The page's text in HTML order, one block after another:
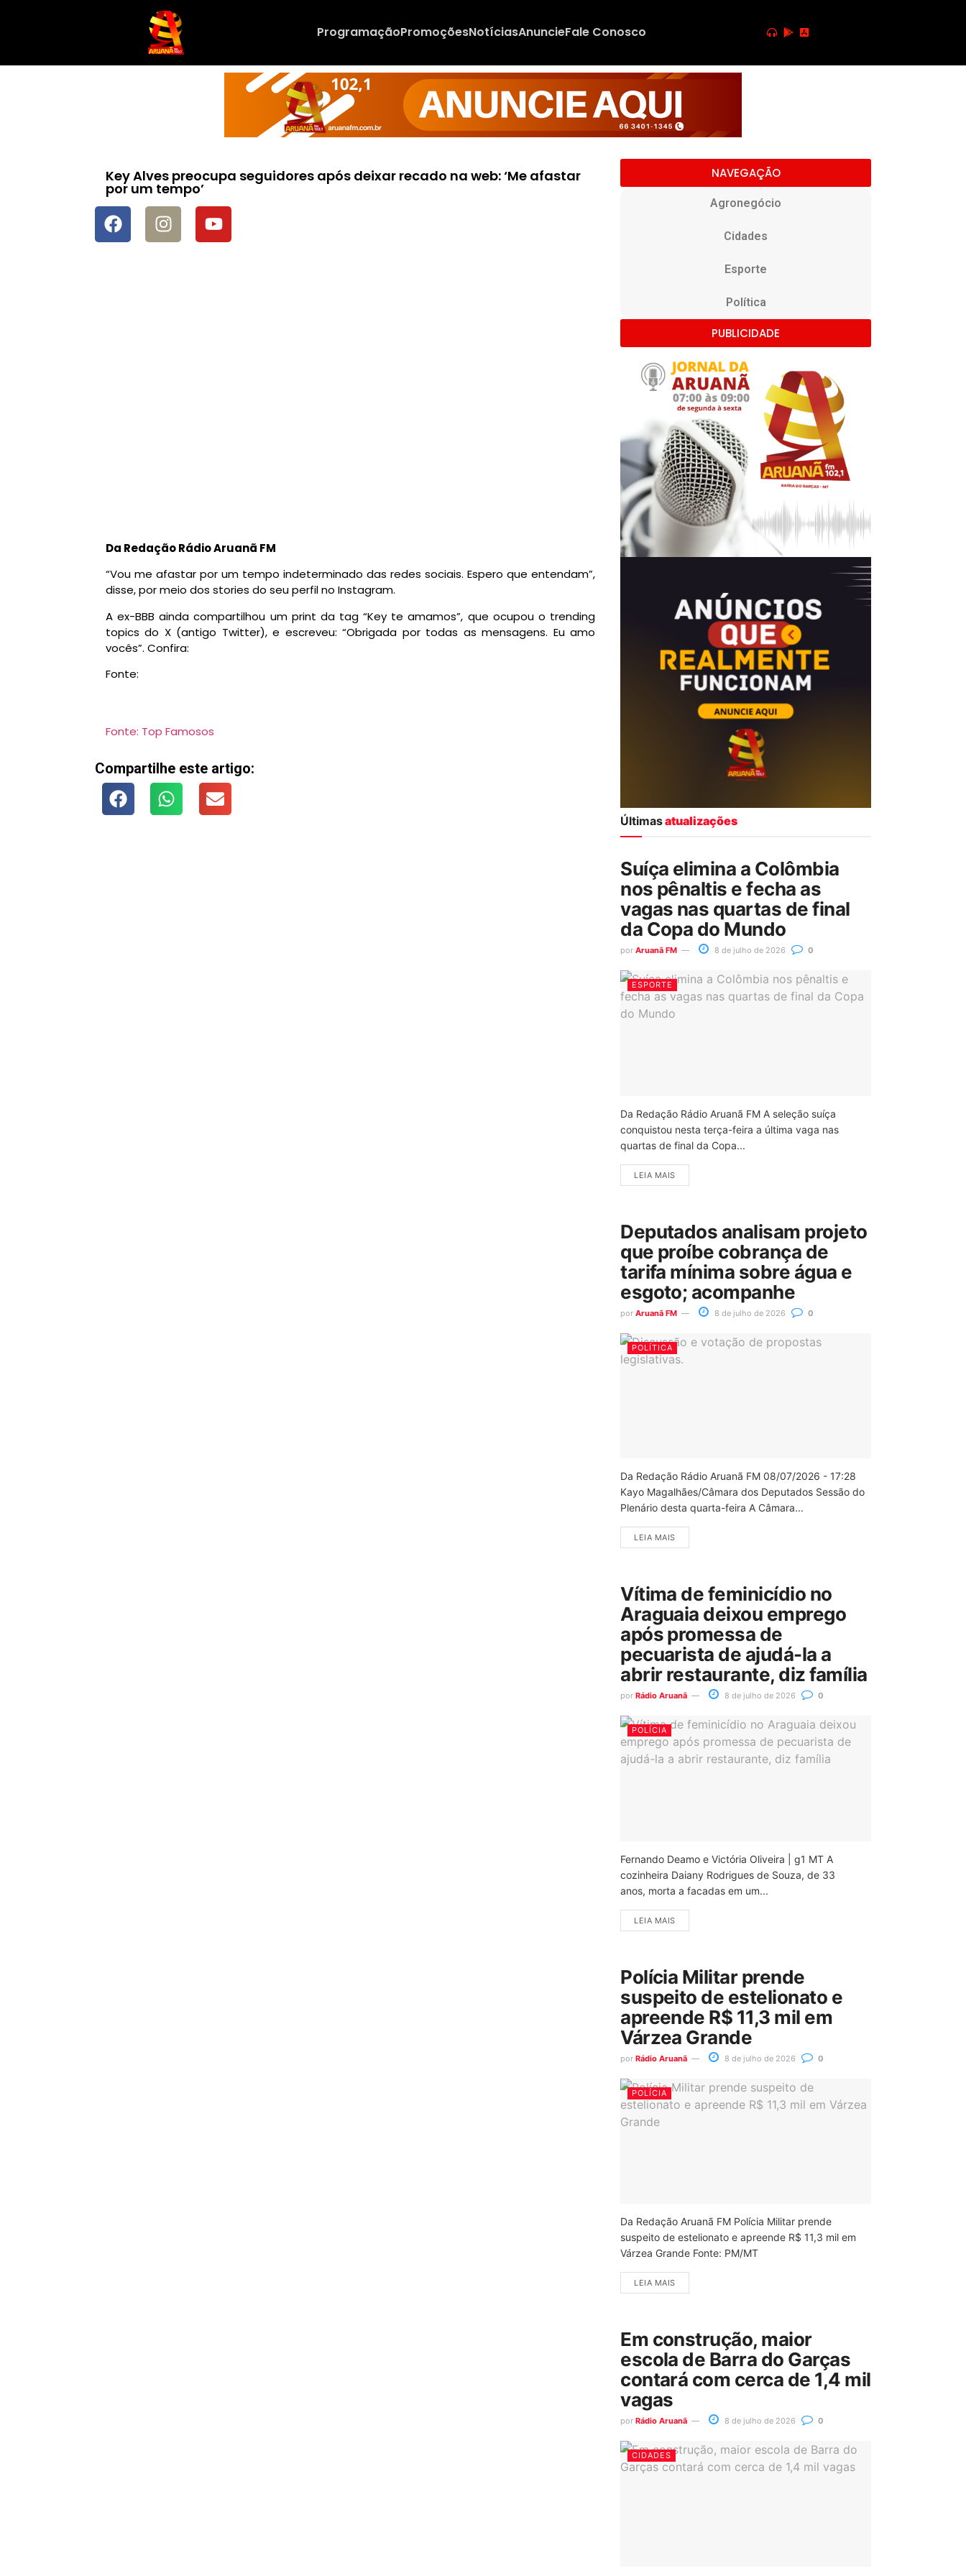
ProgramaçãoPromoçõesNotíciasAnuncieFale Conosco
Key Alves preocupa seguidores após deixar recado na web: ‘Me afastar
por um tempo’
Da Redação Rádio Aruanã FM
“Vou me afastar por um tempo indeterminado das redes sociais. Espero que entendam”,
disse, por meio dos stories do seu perfil no Instagram.
A ex-BBB ainda compartilhou um print da tag “Key te amamos”, que ocupou o trending
topics do X (antigo Twitter), e escreveu: “Obrigada por todas as mensagens. Eu amo
vocês”. Confira:
Fonte:
Fonte: Top Famosos
Compartilhe este artigo:
NAVEGAÇÃO
Agronegócio
Cidades
Esporte
Política
PUBLICIDADE
Últimasatualizações
Suíça elimina a Colômbia
nos pênaltis e fecha as
vagas nas quartas de final
da Copa do Mundo
por Aruanã FM 8 de julho de 2026 0
ESPORTE
Da Redação Rádio Aruanã FM A seleção suíça
conquistou nesta terça-feira a última vaga nas
quartas de final da Copa...
LEIA MAIS
Deputados analisam projeto
que proíbe cobrança de
tarifa mínima sobre água e
esgoto; acompanhe
por Aruanã FM 8 de julho de 2026 0
POLÍTICA
Da Redação Rádio Aruanã FM 08/07/2026 - 17:28
Kayo Magalhães/Câmara dos Deputados Sessão do
Plenário desta quarta-feira A Câmara...
LEIA MAIS
Vítima de feminicídio no
Araguaia deixou emprego
após promessa de
pecuarista de ajudá-la a
abrir restaurante, diz família
por Rádio Aruanã 8 de julho de 2026 0
POLÍCIA
Fernando Deamo e Victória Oliveira | g1 MT A
cozinheira Daiany Rodrigues de Souza, de 33
anos, morta a facadas em um...
LEIA MAIS
Polícia Militar prende
suspeito de estelionato e
apreende R$ 11,3 mil em
Várzea Grande
por Rádio Aruanã 8 de julho de 2026 0
POLÍCIA
Da Redação Aruanã FM Polícia Militar prende
suspeito de estelionato e apreende R$ 11,3 mil em
Várzea Grande Fonte: PM/MT
LEIA MAIS
Em construção, maior
escola de Barra do Garças
contará com cerca de 1,4 mil
vagas
por Rádio Aruanã 8 de julho de 2026 0
CIDADES